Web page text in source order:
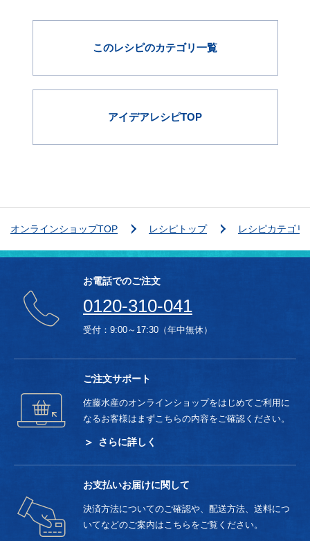
このレシピのカテゴリ一覧
アイデアレシピTOP
オンラインショップTOP レシピトップ レシピカテゴ
お電話でのご注文
0120-310-041
受付：9:00～17:30（年中無休）
ご注文サポート
佐藤水産のオンラインショップをはじめてご利用に
なるお客様はまずこちらの内容をご確認ください。
さらに詳しく
お支払いお届けに関して
決済方法についてのご確認や、配送方法、送料につ
いてなどのご案内はこちらをご覧ください。